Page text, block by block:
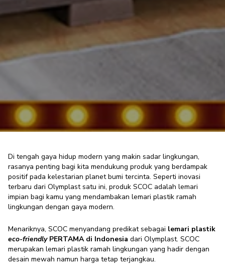
SCOC Lemari Plastik Ramah
Lingkungan Pertama di Indonesia,
Bikin Bangga!
Furniture Enthusiast ·21 November 2024
Di tengah gaya hidup modern yang makin sadar lingkungan,
rasanya penting bagi kita mendukung produk yang berdampak
positif pada kelestarian planet bumi tercinta. Seperti inovasi
terbaru dari Olymplast satu ini, produk SCOC adalah lemari
impian bagi kamu yang mendambakan lemari plastik ramah
lingkungan dengan gaya modern.
Menariknya, SCOC menyandang predikat sebagai lemari plastik
eco-friendlyPERTAMA di Indonesia dari Olymplast. SCOC
merupakan lemari plastik ramah lingkungan yang hadir dengan
desain mewah namun harga tetap terjangkau.